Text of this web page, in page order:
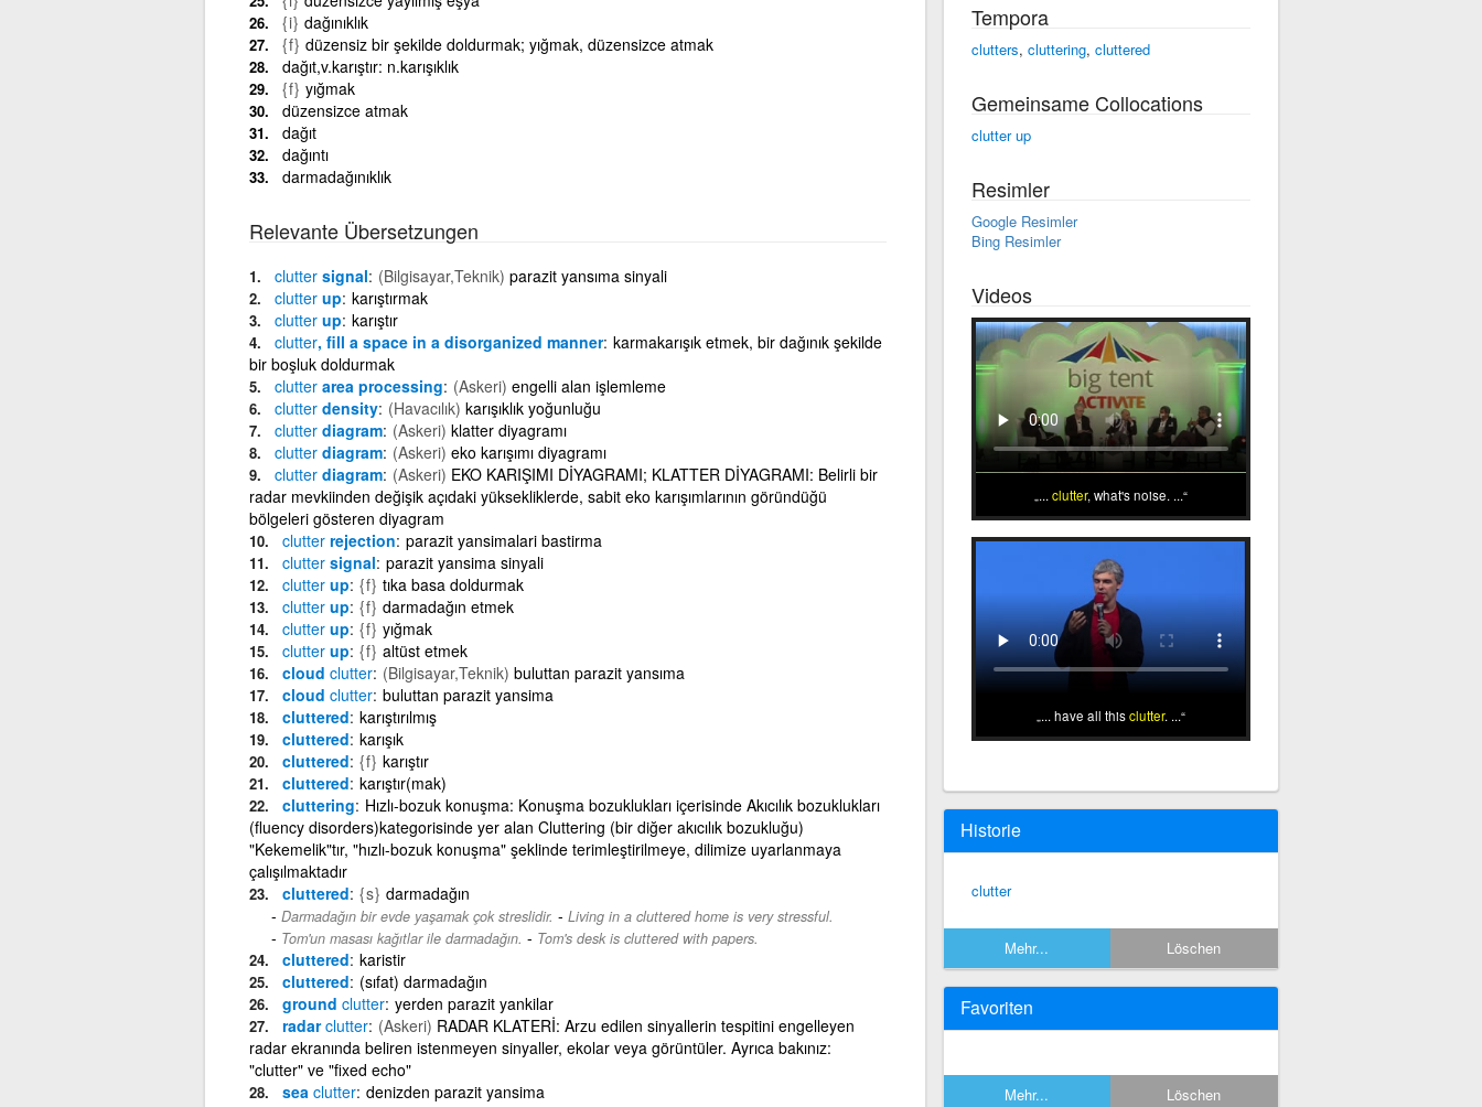
{i} dağınıklık
{f} düzensiz bir şekilde doldurmak; yığmak, düzensizce atmak
dağıt,v.karıştır: n.karışıklık
{f} yığmak
düzensizce atmak
dağıt
dağıntı
darmadağınıklık
Relevante Übersetzungen
cluttersignal (Bilgisayar,Teknik) parazit yansıma sinyali
clutterup karıştırmak
clutterup karıştır
clutter, fill a space in a disorganized manner karmakarışık etmek, bir dağınık şekilde
bir boşluk doldurmak
clutterarea processing (Askeri) engelli alan işlemleme
clutterdensity (Havacılık) karışıklık yoğunluğu
clutterdiagram (Askeri) klatter diyagramı
clutterdiagram (Askeri) eko karışımı diyagramı
clutterdiagram (Askeri) EKO KARIŞIMI DİYAGRAMI; KLATTER DİYAGRAMI: Belirli bir
radar mevkiinden değişik açıdaki yüksekliklerde, sabit eko karışımlarının göründüğü
bölgeleri gösteren diyagram
clutterrejection parazit yansimalari bastirma
cluttersignal parazit yansima sinyali
clutterup {f} tıka basa doldurmak
clutterup {f} darmadağın etmek
clutterup {f} yığmak
clutterup {f} altüst etmek
cloud clutter (Bilgisayar,Teknik) buluttan parazit yansıma
cloud clutter buluttan parazit yansima
cluttered karıştırılmış
cluttered karışık
cluttered {f} karıştır
cluttered karıştır(mak)
cluttering Hızlı-bozuk konuşma: Konuşma bozuklukları içerisinde Akıcılık bozuklukları
(fluency disorders)kategorisinde yer alan Cluttering (bir diğer akıcılık bozukluğu)
"Kekemelik"tır, "hızlı-bozuk konuşma" şeklinde terimleştirilmeye, dilimize uyarlanmaya
çalışılmaktadır
cluttered {s} darmadağın
Darmadağın bir evde yaşamak çok streslidir. - Living in a cluttered home is very stressful.
Tom'un masası kağıtlar ile darmadağın. - Tom's desk is cluttered with papers.
cluttered karistir
cluttered (sıfat) darmadağın
ground clutter yerden parazit yankilar
radarclutter (Askeri) RADAR KLATERİ: Arzu edilen sinyallerin tespitini engelleyen
radar ekranında beliren istenmeyen sinyaller, ekolar veya görüntüler. Ayrıca bakınız:
"clutter" ve "fixed echo"
sea clutter denizden parazit yansima
Tempora
clutters, cluttering, cluttered
Gemeinsame Collocations
clutter up
Resimler
Google Resimler
Bing Resimler
Videos
... clutter, what's noise. ...
... have all thisclutter. ...
Historie
clutter
Mehr... Löschen
Favoriten
Mehr... Löschen